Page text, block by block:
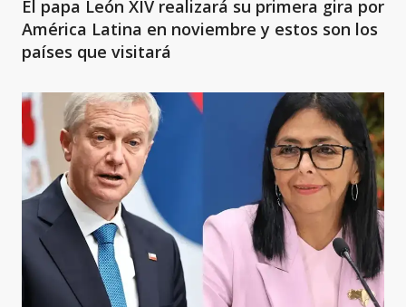
El papa León XIV realizará su primera gira por
América Latina en noviembre y estos son los
países que visitará